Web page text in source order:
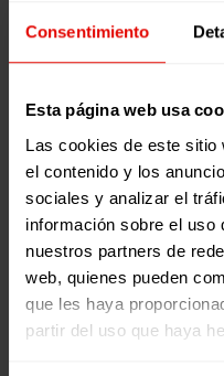
Consentimiento
Esta página web usa
Las cookies de este sitio
el contenido y los
sociales y analizar el
información sobre el uso
nuestros partners de
web, quienes pueden
que les haya
partir del uso que haya
transforman
Experiencia
Sur:
que
transforman
la vida
TIEMPO DE
LECTURA:
10
MINUTOS
LEER MÁS
0 0